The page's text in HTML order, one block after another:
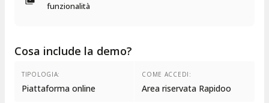
funzionalità
Cosa include la demo?
TIPOLOGIA:
Piattaforma online
COME ACCEDI:
Area riservata Rapidoo